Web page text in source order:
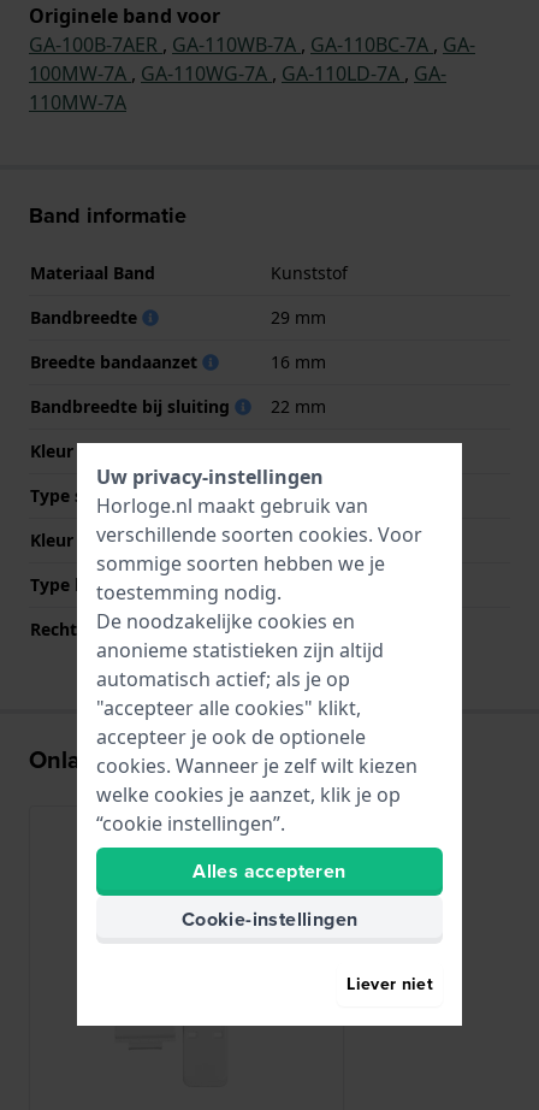
Originele band voor
GA-100B-7AER , GA-110WB-7A , GA-110BC-7A , GA-
100MW-7A , GA-110WG-7A , GA-110LD-7A , GA-
110MW-7A
Band informatie
Materiaal Band
Kunststof
Bandbreedte
29 mm
Breedte bandaanzet
16 mm
Bandbreedte bij sluiting
22 mm
Kleur Band
Wit
Type sluiting
Gesp
Kleur sluiting
Zilver
Type bevestiging
Bandpennen
Rechte bandaanzet
Nee
Onlangs bekeken
Uw privacy-instellingen
Horloge.nl maakt gebruik van
verschillende soorten cookies. Voor
sommige soorten hebben we je
toestemming nodig.
De noodzakelijke cookies en
anonieme statistieken zijn altijd
automatisch actief; als je op
"accepteer alle cookies" klikt,
accepteer je ook de optionele
cookies. Wanneer je zelf wilt kiezen
welke cookies je aanzet, klik je op
“cookie instellingen”.
Alles accepteren
Cookie-instellingen
Liever niet